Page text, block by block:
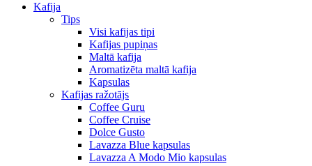
Kafija
Tips
Visi kafijas tipi
Kafijas pupiņas
Maltā kafija
Aromatizēta maltā kafija
Kapsulas
Kafijas ražotājs
Coffee Guru
Coffee Cruise
Dolce Gusto
Lavazza Blue kapsulas
Lavazza A Modo Mio kapsulas